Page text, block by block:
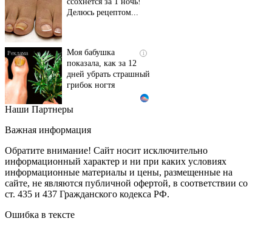
Делюсь рецептом...
i
Моя бабушка
показала, как за 12
дней убрать страшный
грибок ногтя
Этот танец невесты
Пересмотрела 10 раз
i
Ролик длится пару
секунд, но вы будете в
шоке от увиденного
Наши Партнеры
Важная информация
Обратите внимание! Сайт носит исключительно
информационный характер и ни при каких условиях
информационные материалы и цены, размещенные на
сайте, не являются публичной офертой, в соответствии со
ст. 435 и 437 Гражданского кодекса РФ.
Ошибка в тексте